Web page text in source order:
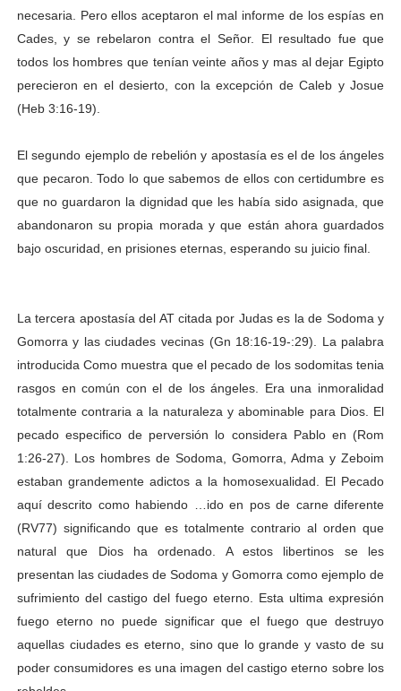
necesaria. Pero ellos aceptaron el mal informe de los espías en
Cades, y se rebelaron contra el Señor. El resultado fue que
todos los hombres que tenían veinte años y mas al dejar Egipto
perecieron en el desierto, con la excepción de Caleb y Josue
(Heb 3:16-19).
El segundo ejemplo de rebelión y apostasía es el de los ángeles
que pecaron.Todo lo que sabemos de ellos con certidumbre es
que no guardaron la dignidad que les había sido asignada, que
abandonaron su propia morada y que están ahora guardados
bajo oscuridad, en prisiones eternas, esperando su juicio final.
La tercera apostasía del AT citada por Judas es la de Sodoma y
Gomorra y las ciudades vecinas (Gn 18:16-19-:29). La palabra
introducida Como muestra que el pecado de los sodomitas tenia
rasgos en común con el de los ángeles. Era una inmoralidad
totalmente contraria a la naturaleza y abominable para Dios. El
pecado especifico de perversión lo considera Pablo en (Rom
1:26-27). Los hombres de Sodoma, Gomorra, Adma y Zeboim
estaban grandemente adictos a la homosexualidad. El Pecado
aquí descrito como habiendo …ido en pos de carne diferente
(RV77) significando que es totalmente contrario al orden que
natural que Dios ha ordenado. A estos libertinos se les
presentan las ciudades de Sodoma y Gomorra como ejemplo de
sufrimiento del castigo del fuego eterno. Esta ultima expresión
fuego eterno no puede significar que el fuego que destruyo
aquellas ciudades es eterno, sino que lo grande y vasto de su
poder consumidores es una imagen del castigo eterno sobre los